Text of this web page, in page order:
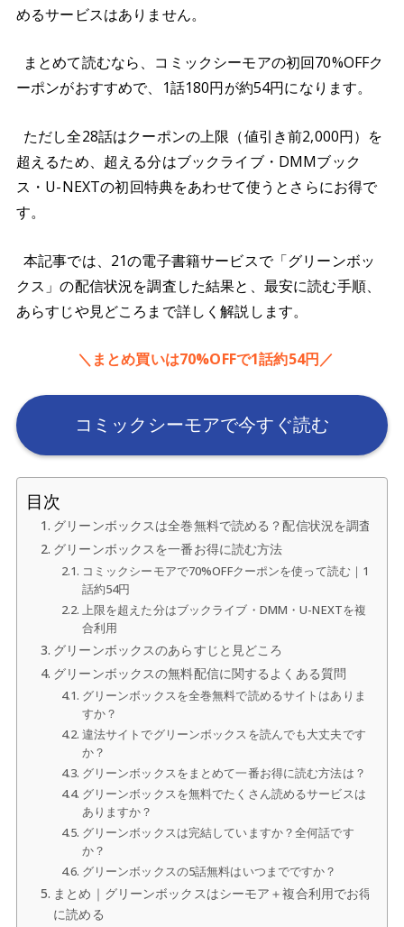
めるサービスはありません。
まとめて読むなら、コミックシーモアの初回70%OFFク
ーポンがおすすめで、1話180円が約54円になります。
ただし全28話はクーポンの上限（値引き前2,000円）を
超えるため、超える分はブックライブ・DMMブック
ス・U-NEXTの初回特典をあわせて使うとさらにお得で
す。
本記事では、21の電子書籍サービスで「グリーンボッ
クス」の配信状況を調査した結果と、最安に読む手順、
あらすじや見どころまで詳しく解説します。
＼まとめ買いは70%OFFで1話約54円／
コミックシーモアで今すぐ読む
目次
グリーンボックスは全巻無料で読める？配信状況を調査
グリーンボックスを一番お得に読む方法
コミックシーモアで70%OFFクーポンを使って読む｜1
話約54円
上限を超えた分はブックライブ・DMM・U-NEXTを複
合利用
グリーンボックスのあらすじと見どころ
グリーンボックスの無料配信に関するよくある質問
グリーンボックスを全巻無料で読めるサイトはありま
すか？
違法サイトでグリーンボックスを読んでも大丈夫です
か？
グリーンボックスをまとめて一番お得に読む方法は？
グリーンボックスを無料でたくさん読めるサービスは
ありますか？
グリーンボックスは完結していますか？全何話です
か？
グリーンボックスの5話無料はいつまでですか？
まとめ｜グリーンボックスはシーモア＋複合利用でお得
に読める